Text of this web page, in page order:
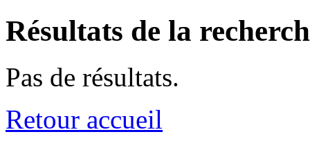
Résultats de la
Pas de résultats.
Retour accueil